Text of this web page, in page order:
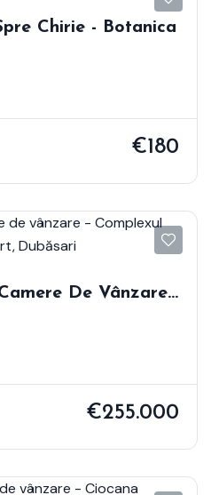
Chirie - Botanica
€180
De Vânzare -
Holercani
€255.000